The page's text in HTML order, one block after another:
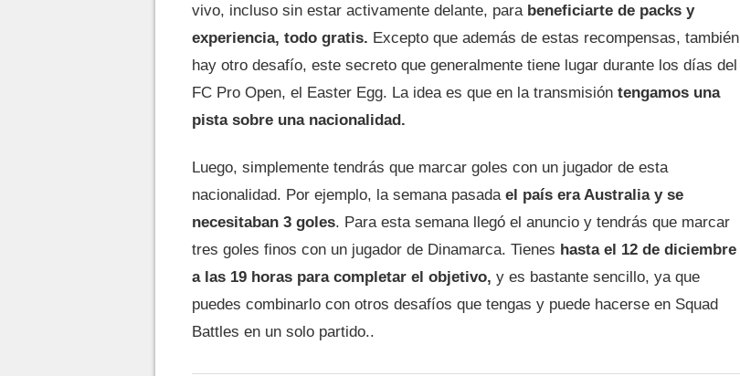
vivo, incluso sin estar activamente delante, para beneficiarte de packs y
experiencia, todo gratis. Excepto que además de estas recompensas, también
hay otro desafío, este secreto que generalmente tiene lugar durante los días del
FC Pro Open, el Easter Egg. La idea es que en la transmisión tengamos una
pista sobre una nacionalidad.
Luego, simplemente tendrás que marcar goles con un jugador de esta
nacionalidad. Por ejemplo, la semana pasada el país era Australia y se
necesitaban 3 goles. Para esta semana llegó el anuncio y tendrás que marcar
tres goles finos con un jugador de Dinamarca. Tienes hasta el 12 de diciembre
a las 19 horas para completar el objetivo, y es bastante sencillo, ya que
puedes combinarlo con otros desafíos que tengas y puede hacerse en Squad
Battles en un solo partido..